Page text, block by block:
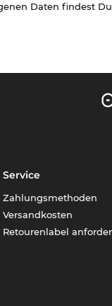
Daten findest Du
Service
Zahlungsmethoden
Versandkosten
Retourenlabel